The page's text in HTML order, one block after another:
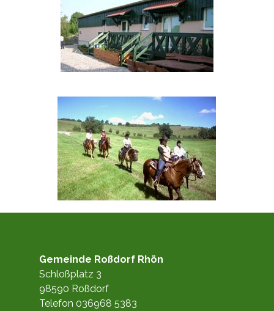
Gemeinde Roßdorf Rhön
Schloßplatz 3
98590 Roßdorf
Telefon 036968 5383